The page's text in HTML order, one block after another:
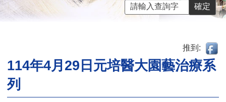
推到:
114年4月29日元培醫大園藝治療系
列